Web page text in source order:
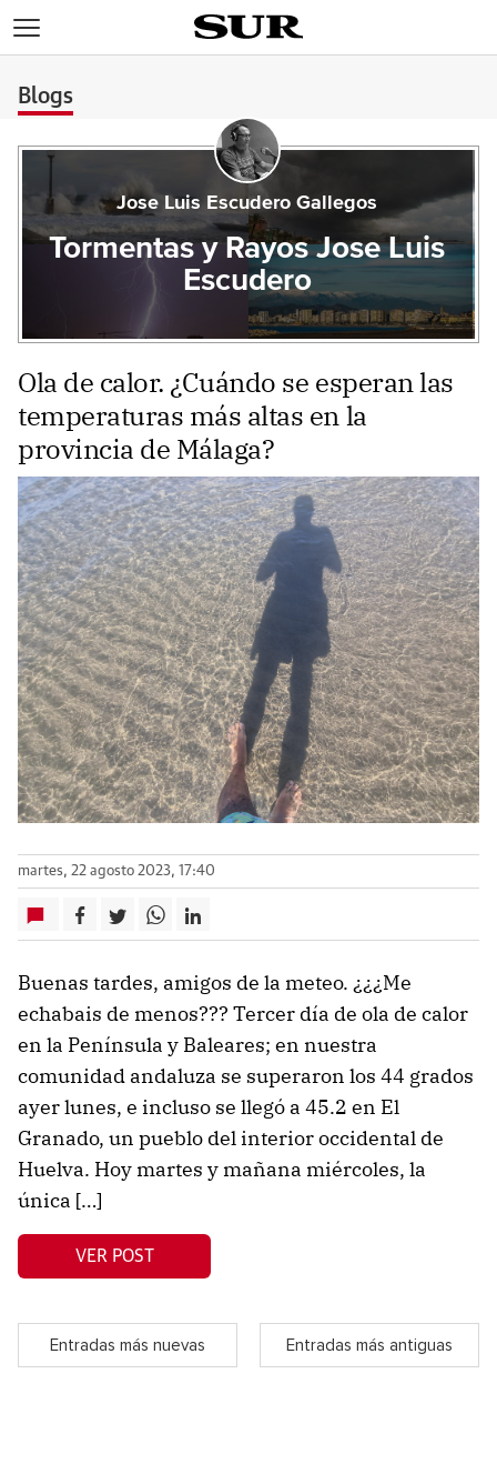
Blogs
Jose Luis Escudero Gallegos
Tormentas y Rayos Jose Luis
Escudero
Ola de calor. ¿Cuándo se esperan las
temperaturas más altas en la
provincia de Málaga?
martes, 22 agosto 2023, 17:40
Buenas tardes, amigos de la meteo. ¿¿¿Me
echabais de menos??? Tercer día de ola de calor
en la Península y Baleares; en nuestra
comunidad andaluza se superaron los 44 grados
ayer lunes, e incluso se llegó a 45.2 en El
Granado, un pueblo del interior occidental de
Huelva. Hoy martes y mañana miércoles, la
única […]
VER POST
Entradas más nuevas Entradas más antiguas